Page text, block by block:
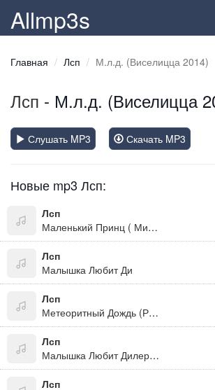
Allmp3s
Главная Лсп М.л.д. (Виселицца 2014)
Лсп - М.л.д. (Виселицца
Слушать MP3 Скачать MP3
Новые mp3 Лсп:
Лсп
Маленький Принц ( Минус )
Лсп
Малышка Любит Ди
Лсп
Метеоритный Дождь (Рифмы И Панчи)
Лсп
Малышка Любит Дилера (Млд)
Лсп